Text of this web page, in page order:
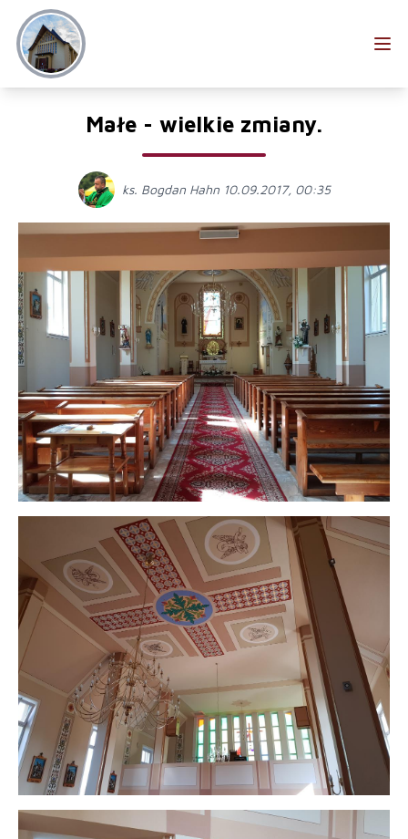
Małe - wielkie zmiany.
ks. Bogdan Hahn 10.09.2017, 00:35